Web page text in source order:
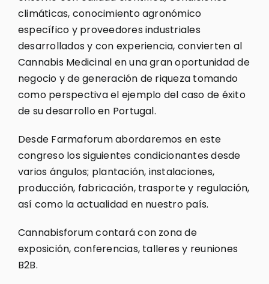
climáticas, conocimiento agronómico
específico y proveedores industriales
desarrollados y con experiencia, convierten al
Cannabis Medicinal en una gran oportunidad de
negocio y de generación de riqueza tomando
como perspectiva el ejemplo del caso de éxito
de su desarrollo en Portugal.
Desde Farmaforum abordaremos en este
congreso los siguientes condicionantes desde
varios ángulos; plantación, instalaciones,
producción, fabricación, trasporte y regulación,
así como la actualidad en nuestro país.
Cannabisforum contará con zona de
exposición, conferencias, talleres y reuniones
B2B.